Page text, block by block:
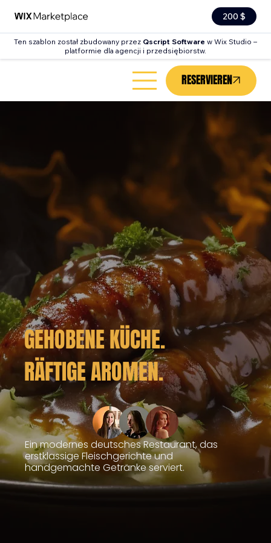
200 $
Ten szablon został zbudowany przez Qscript Software w Wix Studio –
platformie dla agencji i przedsiębiorstw.